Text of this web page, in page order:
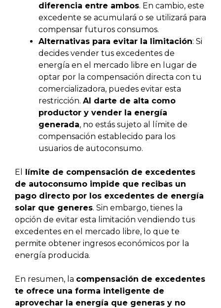
diferencia entre ambos. En cambio, este
excedente se acumulará o se utilizará para
compensar futuros consumos.
Alternativas para evitar la limitación: Si
decides vender tus excedentes de
energía en el mercado libre en lugar de
optar por la compensación directa con tu
comercializadora, puedes evitar esta
restricción. Al darte de alta como
productor y vender la energía
generada, no estás sujeto al límite de
compensación establecido para los
usuarios de autoconsumo.
El
límite de compensación de excedentes
de autoconsumo impide que recibas un
pago directo por los excedentes de energía
solar que generes. Sin embargo, tienes la
opción de evitar esta limitación vendiendo tus
excedentes en el mercado libre, lo que te
permite obtener ingresos económicos por la
energía producida.
En resumen, la compensación de excedentes
te ofrece una forma inteligente de
aprovechar la energía que generas y no